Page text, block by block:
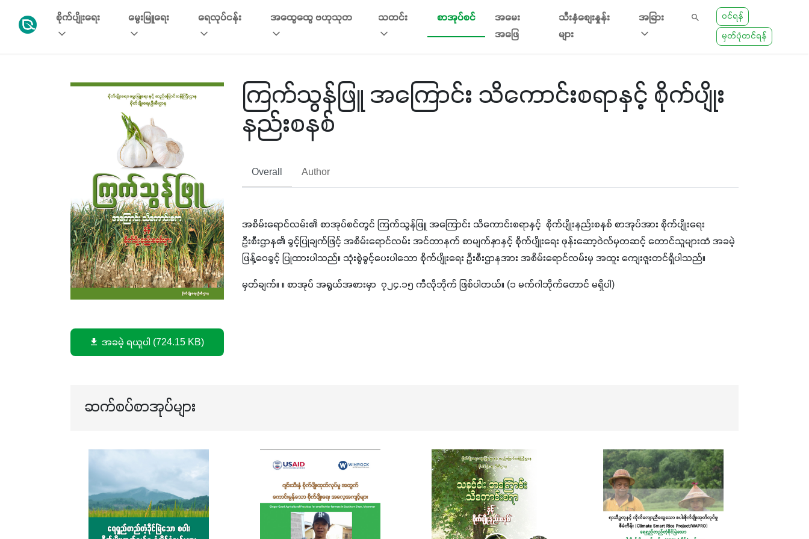
စိုက်ပျိုးရေး မွေးမြူရေး ရေလုပ်ငန်း အထွေထွေ ဗဟုသုတ သတင်း စာအုပ်စင်
အမေး
အဖြေ
သီးနှံစျေးနှုန်း
များ
အခြား
ဝင်ရန်
မှတ်ပုံတင်ရန်
အခမဲ့ ရယူပါ (724.15 KB)
ကြက်သွန်ဖြူ အကြောင်း သိကောင်းစရာနှင့် စိုက်ပျိုး
နည်းစနစ်
Overall Author
အစိမ်းရောင်လမ်း၏ စာအုပ်စင်တွင် ကြက်သွန်ဖြူ အကြောင်း သိကောင်းစရာနှင့်  စိုက်ပျိုးနည်းစနစ် စာအုပ်အား စိုက်ပျိုးရေး
ဦးစီးဌာန၏ ခွင့်ပြုချက်ဖြင့် အစိမ်းရောင်လမ်း အင်တာနက် စာမျက်နှာနှင့် စိုက်ပျိုးရေး ဖုန်းဆော့ဝဲလ်မှတဆင့် တောင်သူများထံ အခမဲ့
ဖြန့်ဝေခွင့် ပြုထားပါသည်။ သုံးစွဲခွင့်ပေးပါသော စိုက်ပျိုးရေး ဦးစီးဌာနအား အစိမ်းရောင်လမ်းမှ အထူး ကျေးဇူးတင်ရှိပါသည်။
မှတ်ချက်။ ။ စာအုပ် အရွယ်အစားမှာ  ၇၂၄.၁၅ ကီလိုဘိုက် ဖြစ်ပါတယ်။ (၁ မက်ဂါဘိုက်တောင် မရှိပါ)
ဆက်စပ်စာအုပ်များ